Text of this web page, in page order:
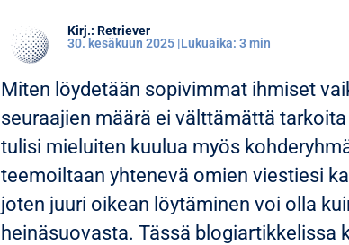
Retriever
30. kesäkuun 2025 |Lukuaika: 3 min
Miten löydetään sopivimmat ihmiset
seuraajien määrä ei välttämättä
tulisi mieluiten kuulua myös
teemoiltaan yhtenevä omien viestiesi
joten juuri oikean löytäminen voi olla
heinäsuovasta. Tässä blogiartikkelissa